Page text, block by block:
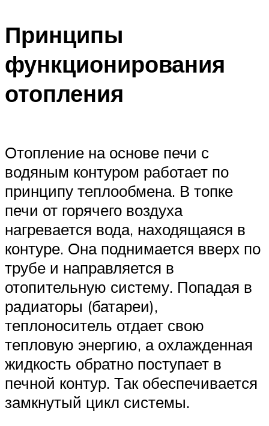
Принципы
функционирования
отопления
Отопление на основе печи с
водяным контуром работает по
принципу теплообмена. В топке
печи от горячего воздуха
нагревается вода, находящаяся в
контуре. Она поднимается вверх по
трубе и направляется в
отопительную систему. Попадая в
радиаторы (батареи),
теплоноситель отдает свою
тепловую энергию, а охлажденная
жидкость обратно поступает в
печной контур. Так обеспечивается
замкнутый цикл системы.